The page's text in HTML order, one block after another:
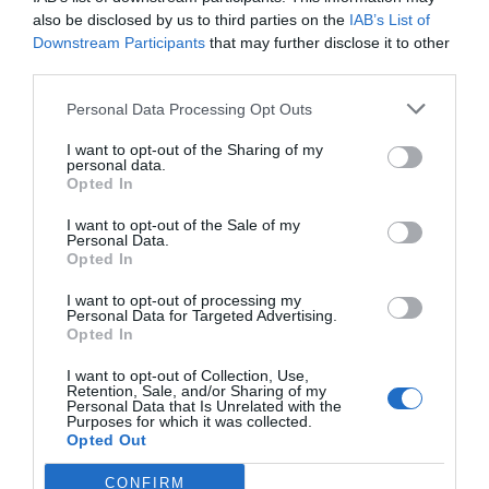
also be disclosed by us to third parties on the IAB’s List of
Downstream Participants that may further disclose it to other
Personal Data Processing Opt Outs
I want to opt-out of the Sharing of my
personal data.
Opted In
I want to opt-out of the Sale of my
Personal Data.
Opted In
I want to opt-out of processing my
Personal Data for Targeted Advertising.
Opted In
I want to opt-out of Collection, Use,
Retention, Sale, and/or Sharing of my
Personal Data that Is Unrelated with the
Purposes for which it was collected.
Opted Out
CONFIRM